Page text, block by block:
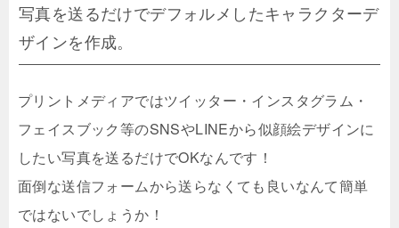
写真を送るだけでデフォルメしたキャラクターデ
ザインを作成。
プリントメディアではツイッター・インスタグラム・
フェイスブック等のSNSやLINEから似顔絵デザインに
したい写真を送るだけでOKなんです！
面倒な送信フォームから送らなくても良いなんて簡単
ではないでしょうか！